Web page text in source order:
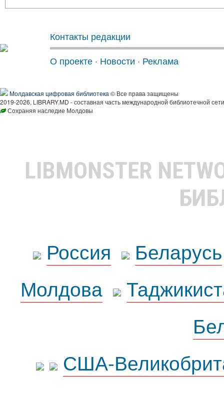
Контакты редакции
О проекте · Новости · Реклама
Молдавская цифровая библиотека © Все права защищены
2019-2026, LIBRARY.MD - составная часть международной библиотечной
Сохраняя наследие Молдовы
LIBMONSTER
Россия
Беларусь
Молдова
США-